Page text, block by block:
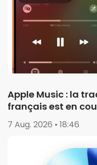
Apple Music : la
français est en
7 Aug. 2026 • 18:46